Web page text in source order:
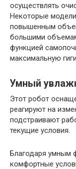
осуществлять
Некоторые
повышенным
большими
функцией
максимальную
Умный
Этот робот
реагируют на
подстраивают
текущие условия.
Благодаря умным
комфортные